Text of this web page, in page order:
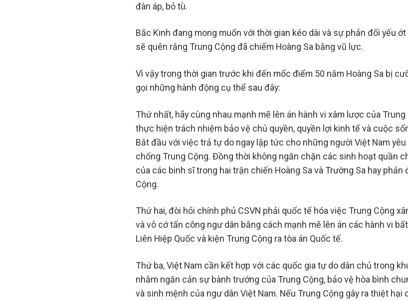
đàn áp, bỏ tù.
Bắc Kinh đang mong muốn với thời gian kéo dài và sự phản đối yếu
sẽ quên rằng Trung Cộng đã chiếm Hoàng Sa bằng vũ lực.
Vì vậy trong thời gian trước khi đến mốc điểm 50 năm Hoàng Sa bị
gọi những hành động cụ thể sau đây:
Thứ nhất, hãy cùng nhau mạnh mẽ lên án hành vi xâm lược của
thực hiện trách nhiệm bảo vệ chủ quyền, quyền lợi kinh tế và cuộc
Bắt đầu với việc trả tự do ngay lập tức cho những người Việt Nam
chống Trung Cộng. Đồng thời không ngăn chặn các sinh hoạt quần
của các binh sĩ trong hai trận chiến Hoàng Sa và Trường Sa hay
Cộng.
Thứ hai, đòi hỏi chính phủ CSVN phải quốc tế hóa việc Trung Cộng
và vô cớ tấn công ngư dân bằng cách mạnh mẽ lên án các hành vi
Liên Hiệp Quốc và kiện Trung Cộng ra tòa án Quốc tế.
Thứ ba, Việt Nam cần kết hợp với các quốc gia tự do dân chủ trong
nhằm ngăn cản sự bành trướng của Trung Cộng, bảo vệ hòa bình
và sinh mệnh của ngư dân Việt Nam. Nếu Trung Cộng gây ra thiệt hại